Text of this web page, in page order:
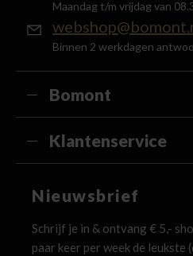
Maandag t/m vrijdag van
Binnen 2 werkdagen
Bomont
Klantenservice
Nieuwsbrief
Schrijf je in & ontvang € 5,-
paar keer per week de leukste